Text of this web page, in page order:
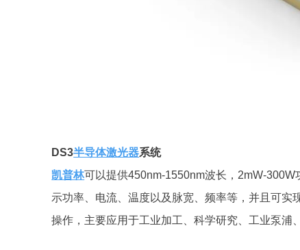
DS3半导体激光器系统
凯普林可以提供450nm-1550nm波长，2mW-300W
示功率、电流、温度以及脉宽、频率等，并且可
操作，主要应用于工业加工、科学研究、工业泵浦